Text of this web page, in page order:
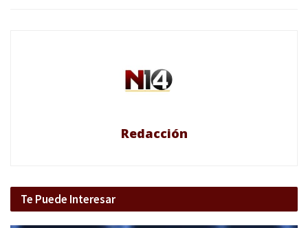
Redacción
Te Puede Interesar